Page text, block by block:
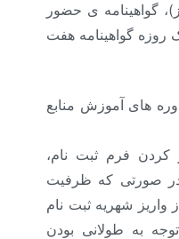
گواهینامه ی حضور
روزه گواهینامه هفت
های آموزش منابع
کردن فرم ثبت نام،
در صورتی که ظرفیت
واریز شهریه ثبت نام
به طولانی بودن